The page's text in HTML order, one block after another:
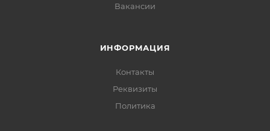
Вакансии
ИНФОРМАЦИЯ
Контакты
Реквизиты
Политика